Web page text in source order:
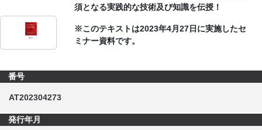
須となる実践的な技術及び知識を伝授！
※このテキストは2023年4月27日に実施したセ
ミナー資料です。
番号
AT202304273
発行年月